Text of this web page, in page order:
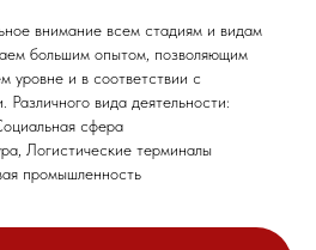
внимание всем стадиям и видам
большим опытом, позволяющим
уровне и в соответствии с
вида деятельности:
сфера
Логистические терминалы
промышленность